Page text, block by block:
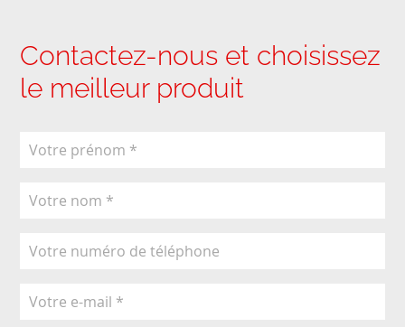
Contactez-nous et choisissez
le meilleur produit